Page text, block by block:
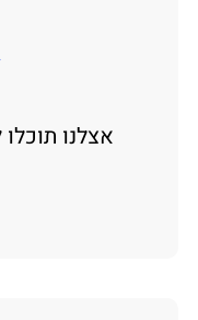
אצלנו